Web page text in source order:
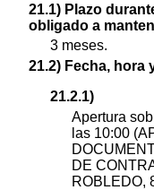
21.1) Plazo
obligado a
3 meses.
21.2) Fecha, hora
21.2.1)
Apertura
las 10:00
DE
ROBLEDO,